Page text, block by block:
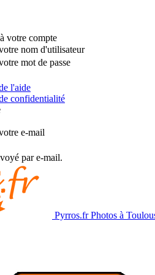
votre compte
nom d'utilisateur
mot de passe
l'aide
confidentialité
e-mail
par e-mail.
Pyrros.fr Photos à